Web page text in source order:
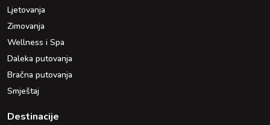
Ljetovanja
Zimovanja
Wellness i Spa
Daleka putovanja
Bračna putovanja
Smještaj
Destinacije